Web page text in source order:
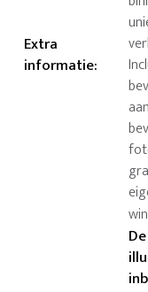
Extra
informatie: